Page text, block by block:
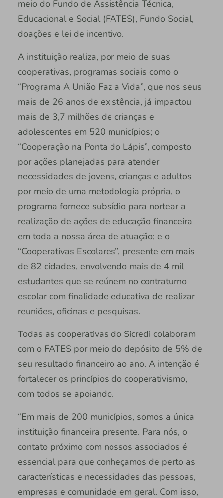
meio do Fundo de Assistência Técnica,
Educacional e Social (FATES), Fundo Social,
doações e lei de incentivo.
A instituição realiza, por meio de suas
cooperativas, programas sociais como o
“Programa A União Faz a Vida”, que nos seus
mais de 26 anos de existência, já impactou
mais de 3,7 milhões de crianças e
adolescentes em 520 municípios; o
“Cooperação na Ponta do Lápis”, composto
por ações planejadas para atender
necessidades de jovens, crianças e adultos
por meio de uma metodologia própria, o
programa fornece subsídio para nortear a
realização de ações de educação financeira
em toda a nossa área de atuação; e o
“Cooperativas Escolares”, presente em mais
de 82 cidades, envolvendo mais de 4 mil
estudantes que se reúnem no contraturno
escolar com finalidade educativa de realizar
reuniões, oficinas e pesquisas.
Todas as cooperativas do Sicredi colaboram
com o FATES por meio do depósito de 5% de
seu resultado financeiro ao ano. A intenção é
fortalecer os princípios do cooperativismo,
com todos se apoiando.
“Em mais de 200 municípios, somos a única
instituição financeira presente. Para nós, o
contato próximo com nossos associados é
essencial para que conheçamos de perto as
características e necessidades das pessoas,
empresas e comunidade em geral. Com isso,